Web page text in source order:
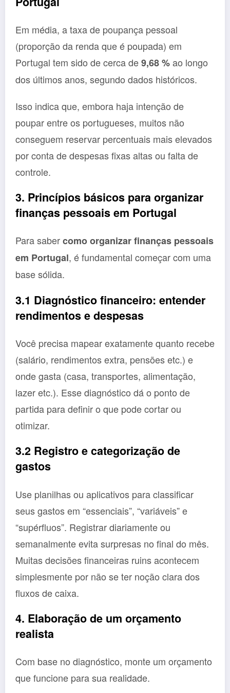
Em média, a taxa de poupança pessoal
(proporção da renda que é poupada) em
Portugal tem sido de cerca de9,68 %ao longo
dos últimos anos, segundo dados históricos.
Isso indica que, embora haja intenção de
poupar entre os portugueses, muitos não
conseguem reservar percentuais mais elevados
por conta de despesas fixas altas ou falta de
controle.
3. Princípios básicos para organizar
finanças pessoais em Portugal
Para sabercomo organizar finanças pessoais
em Portugal, é fundamental começar com uma
base sólida.
3.1 Diagnóstico financeiro: entender
rendimentos e despesas
Você precisa mapear exatamente quanto recebe
(salário, rendimentos extra, pensões etc.) e
onde gasta (casa, transportes, alimentação,
lazer etc.). Esse diagnóstico dá o ponto de
partida para definir o que pode cortar ou
otimizar.
3.2 Registro e categorização de
gastos
Use planilhas ou aplicativos para classificar
seus gastos em “essenciais”, “variáveis” e
“supérfluos”. Registrar diariamente ou
semanalmente evita surpresas no final do mês.
Muitas decisões financeiras ruins acontecem
simplesmente por não se ter noção clara dos
fluxos de caixa.
4. Elaboração de um orçamento
realista
Com base no diagnóstico, monte um orçamento
que funcione para sua realidade.